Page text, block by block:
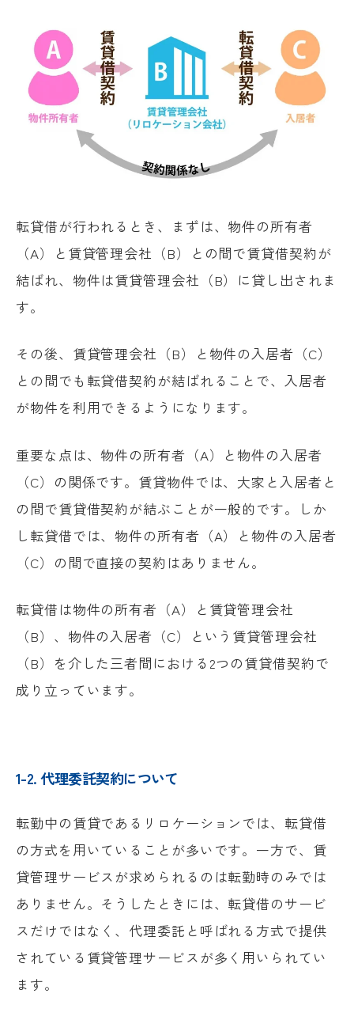
転貸借が行われるとき、まずは、物件の所有者
（A）と賃貸管理会社（B）との間で賃貸借契約が
結ばれ、物件は賃貸管理会社（B）に貸し出されま
す。
その後、賃貸管理会社（B）と物件の入居者（C）
との間でも転貸借契約が結ばれることで、入居者
が物件を利用できるようになります。
重要な点は、物件の所有者（A）と物件の入居者
（C）の関係です。賃貸物件では、大家と入居者と
の間で賃貸借契約が結ぶことが一般的です。しか
し転貸借では、物件の所有者（A）と物件の入居者
（C）の間で直接の契約はありません。
転貸借は物件の所有者（A）と賃貸管理会社
（B）、物件の入居者（C）という賃貸管理会社
（B）を介した三者間における2つの賃貸借契約で
成り立っています。
1-2. 代理委託契約について
転勤中の賃貸であるリロケーションでは、転貸借
の方式を用いていることが多いです。一方で、賃
貸管理サービスが求められるのは転勤時のみでは
ありません。そうしたときには、転貸借のサービ
スだけではなく、代理委託と呼ばれる方式で提供
されている賃貸管理サービスが多く用いられてい
ます。